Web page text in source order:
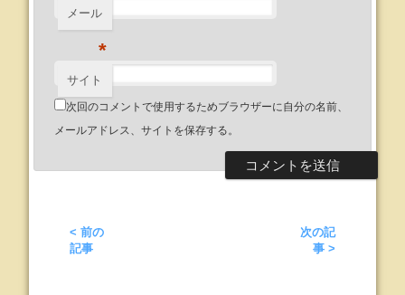
メール
*
サイト
次回のコメントで使用するためブラウザーに自分の名前、
メールアドレス、サイトを保存する。
< 前の
記事
次の記
事 >